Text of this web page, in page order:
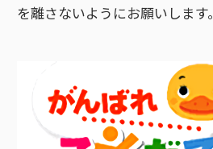
を離さないようにお願いします。